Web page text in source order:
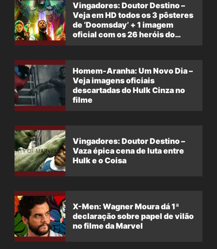
Vingadores: Doutor Destino –
Veja em HD todos os 3 pôsteres
de ‘Doomsday’ + 1 imagem
oficial com os 26 heróis do
Homem-Aranha: Um Novo Dia –
Veja imagens oficiais
descartadas do Hulk Cinza no
filme
Vingadores: Doutor Destino –
Vaza épica cena de luta entre
Hulk e o Coisa
X-Men: Wagner Moura dá 1ª
declaração sobre papel de vilão
no filme da Marvel